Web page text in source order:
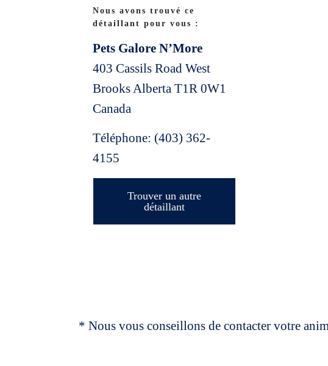
Nous avons trouvé ce
détaillant pour vous :
Pets Galore N’More
403 Cassils Road West
BrooksAlberta T1R 0W1
Canada
Téléphone: (403) 362-
4155
Trouver un autre
détaillant
* Nous vous conseillons de contacter votre